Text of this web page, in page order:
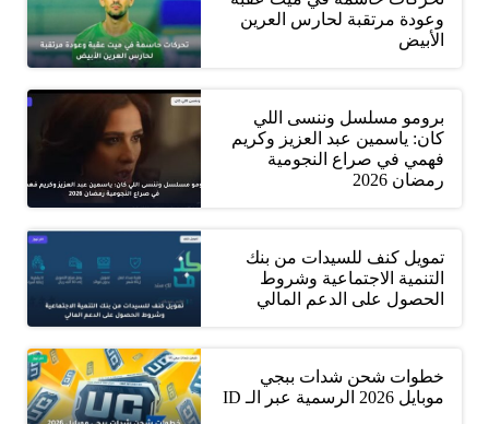
وعودة مرتقبة لحارس العرين
الأبيض
برومو مسلسل وننسى اللي
كان: ياسمين عبد العزيز وكريم
فهمي في صراع النجومية
رمضان 2026
تمويل كنف للسيدات من بنك
التنمية الاجتماعية وشروط
الحصول على الدعم المالي
خطوات شحن شدات ببجي
موبايل 2026 الرسمية عبر الـ ID